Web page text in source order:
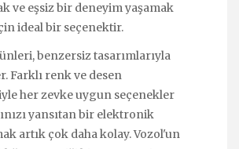
ve eşsiz bir deneyim yaşamak
ideal bir seçenektir.
benzersiz tasarımlarıyla
Farklı renk ve desen
her zevke uygun seçenekler
yansıtan bir elektronik
artık çok daha kolay. Vozol'un